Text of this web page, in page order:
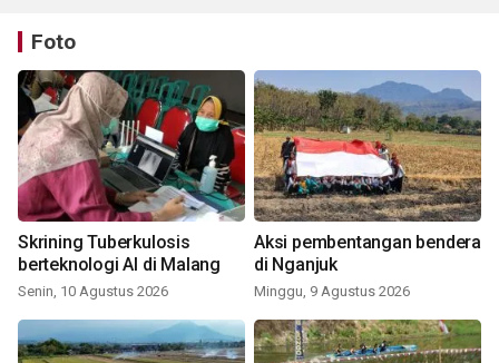
Foto
Skrining Tuberkulosis
berteknologi AI di Malang
Senin, 10 Agustus 2026
Aksi pembentangan bendera
di Nganjuk
Minggu, 9 Agustus 2026